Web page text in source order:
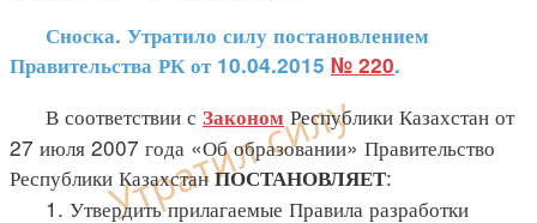
Сноска. Утратило силу постановлением
Правительства РК от 10.04.2015 № 220.
В соответствии с Законом Республики Казахстан от
27 июля 2007 года «Об образовании» Правительство
Республики КазахстанПОСТАНОВЛЯЕТ:
1. Утвердить прилагаемые Правила разработки